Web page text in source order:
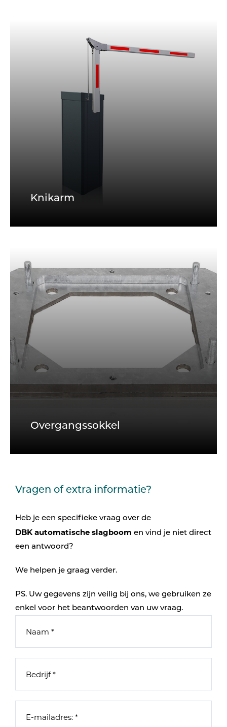
Knikarm
Overgangssokkel
Vragen of extra informatie?
Heb je een specifieke vraag over de
DBK automatische slagboom en vind je niet direct
een antwoord?
We helpen je graag verder.
PS. Uw gegevens zijn veilig bij ons, we gebruiken ze
enkel voor het beantwoorden van uw vraag.